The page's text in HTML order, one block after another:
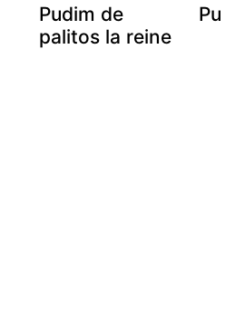
Pudim de
palitos la reine